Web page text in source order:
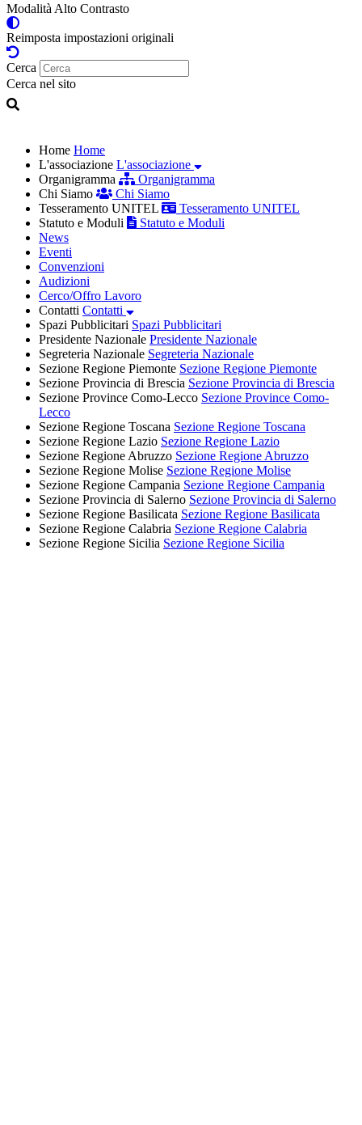
Modalità Alto Contrasto
Reimposta impostazioni originali
Cerca
Cerca nel sito
Home Home
L'associazione L'associazione
Organigramma
Organigramma
Chi Siamo
Chi Siamo
Tesseramento UNITEL
Tesseramento UNITEL
Statuto e Moduli
Statuto e Moduli
News
Eventi
Convenzioni
Audizioni
Cerco/Offro Lavoro
Contatti Contatti
Spazi Pubblicitari Spazi Pubblicitari
Presidente Nazionale Presidente Nazionale
Segreteria Nazionale Segreteria Nazionale
Sezione Regione Piemonte Sezione Regione Piemonte
Sezione Provincia di Brescia Sezione Provincia di Brescia
Sezione Province Como-Lecco Sezione Province Como-
Lecco
Sezione Regione Toscana Sezione Regione Toscana
Sezione Regione Lazio Sezione Regione Lazio
Sezione Regione Abruzzo Sezione Regione Abruzzo
Sezione Regione Molise Sezione Regione Molise
Sezione Regione Campania Sezione Regione Campania
Sezione Provincia di Salerno Sezione Provincia di Salerno
Sezione Regione Basilicata Sezione Regione Basilicata
Sezione Regione Calabria Sezione Regione Calabria
Sezione Regione Sicilia Sezione Regione Sicilia